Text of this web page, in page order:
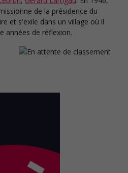
de la présidence du
et s'exile dans un village où il
années de réflexion.